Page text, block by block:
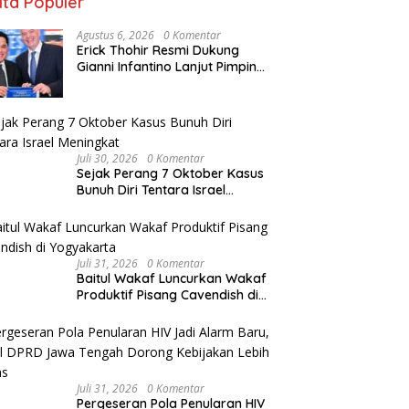
Agustus 6, 2026 0 Komentar
Erick Thohir Resmi Dukung
Gianni Infantino Lanjut Pimpin
Juli 30, 2026 0 Komentar
Sejak Perang 7 Oktober Kasus
Bunuh Diri Tentara Israel
Juli 31, 2026 0 Komentar
Baitul Wakaf Luncurkan Wakaf
Produktif Pisang Cavendish di
Juli 31, 2026 0 Komentar
Pergeseran Pola Penularan HIV